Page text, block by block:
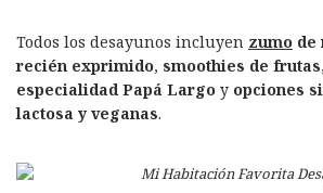
Todos los desayunos incluyen zumo de
recién exprimido, smoothies de frutas,
especialidad Papá Largo y opciones
lactosa y veganas.